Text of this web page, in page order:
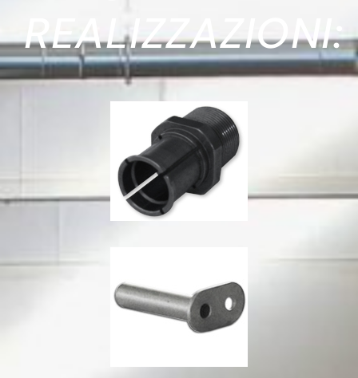
REALIZZAZIONI: